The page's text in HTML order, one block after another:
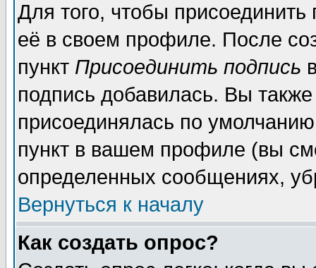
Для того, чтобы
её в своем профиле. После
пункт Присоединить подпись
подпись добавилась. Вы
присоединялась по
пункт в вашем профиле (вы
определенных сообщениях,
Вернуться к началу
Как создать опрос?